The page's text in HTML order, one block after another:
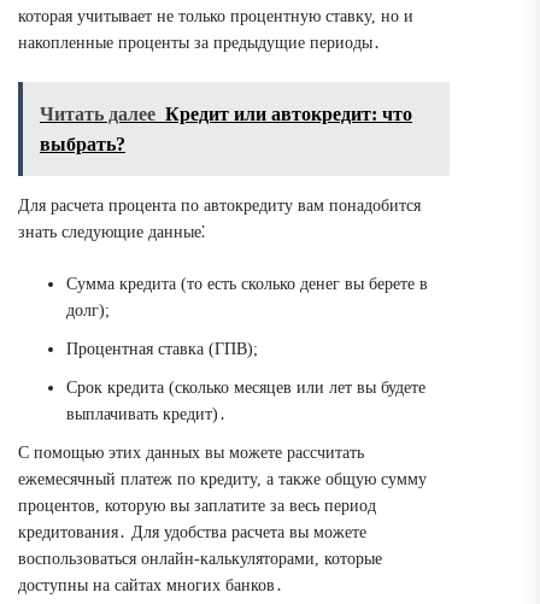
которая учитывает не только процентную ставку, но и
накопленные проценты за предыдущие периоды․
Читать далее Кредит или автокредит: что
выбрать?
Для расчета процента по автокредиту вам понадобится
знать следующие данные⁚
Сумма кредита (то есть сколько денег вы берете в
долг);
Процентная ставка (ГПВ);
Срок кредита (сколько месяцев или лет вы будете
выплачивать кредит)․
С помощью этих данных вы можете рассчитать
ежемесячный платеж по кредиту, а также общую сумму
процентов, которую вы заплатите за весь период
кредитования․ Для удобства расчета вы можете
воспользоваться онлайн-калькуляторами, которые
доступны на сайтах многих банков․